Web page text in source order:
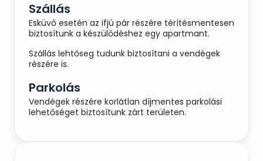
Szállás
Esküvő esetén az ifjú pár részére térítésmentesen
biztosítunk a készülődéshez egy apartmant.
Szállás lehtőseg tudunk biztosítani a vendégek
részére is.
Parkolás
Vendégek részére korlátlan díjmentes parkolási
lehetőséget biztosítunk zárt területen.